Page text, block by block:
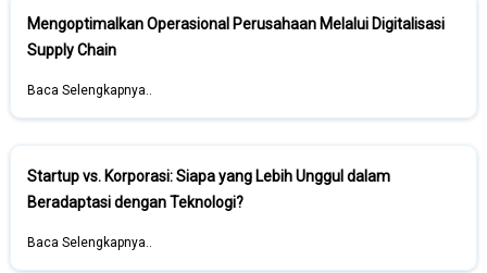
Mengoptimalkan Operasional Perusahaan Melalui Digitalisasi
Supply Chain
Baca Selengkapnya..
Startup vs. Korporasi: Siapa yang Lebih Unggul dalam
Beradaptasi dengan Teknologi?
Baca Selengkapnya..